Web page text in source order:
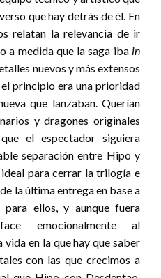
que hay detrás de él. En
relatan la relevancia de ir
a medida que la saga iba in
nuevos y más extensos
principio era una prioridad
que lanzaban. Querían
y dragones originales
el espectador siguiera
separación entre Hipo y
para cerrar la trilogía e
la última entrega en base a
ellos, y aunque fuera
emocionalmente al
en la que hay que saber
con las que crecimos a